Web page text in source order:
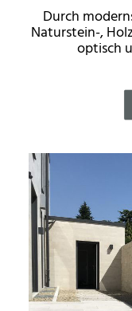
Durch
Naturstein-,
optisch